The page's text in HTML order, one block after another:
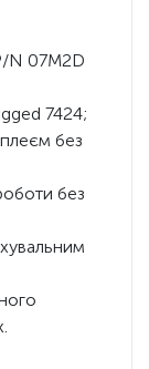
N 07M2D
7424;
без
без